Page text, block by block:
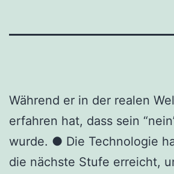
Während er in der realen
erfahren hat, dass sein
wurde. ● Die Technologie
die nächste Stufe erreicht,